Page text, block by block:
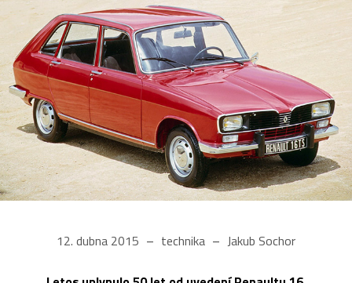
12. dubna 2015 technika Jakub Sochor